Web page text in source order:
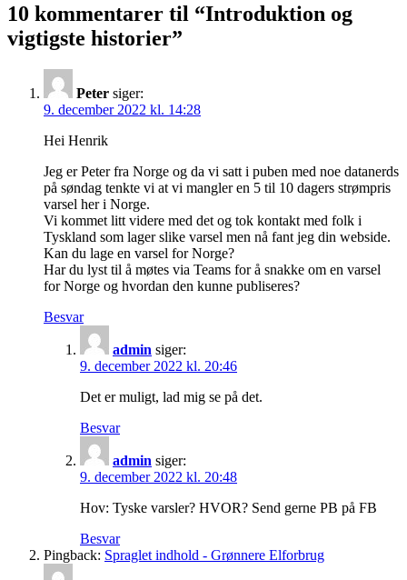
10 kommentarer til “Introduktion og
vigtigste historier”
Peter siger:
9. december 2022 kl. 14:28
Hei Henrik
Jeg er Peter fra Norge og da vi satt i puben med noe datanerds
på søndag tenkte vi at vi mangler en 5 til 10 dagers strømpris
varsel her i Norge.
Vi kommet litt videre med det og tok kontakt med folk i
Tyskland som lager slike varsel men nå fant jeg din webside.
Kan du lage en varsel for Norge?
Har du lyst til å møtes via Teams for å snakke om en varsel
for Norge og hvordan den kunne publiseres?
Besvar
admin siger:
9. december 2022 kl. 20:46
Det er muligt, lad mig se på det.
Besvar
admin siger:
9. december 2022 kl. 20:48
Hov: Tyske varsler? HVOR? Send gerne PB på FB
Besvar
Pingback: Spraglet indhold - Grønnere Elforbrug